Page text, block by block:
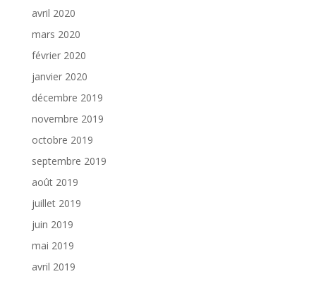
avril 2020
mars 2020
février 2020
janvier 2020
décembre 2019
novembre 2019
octobre 2019
septembre 2019
août 2019
juillet 2019
juin 2019
mai 2019
avril 2019